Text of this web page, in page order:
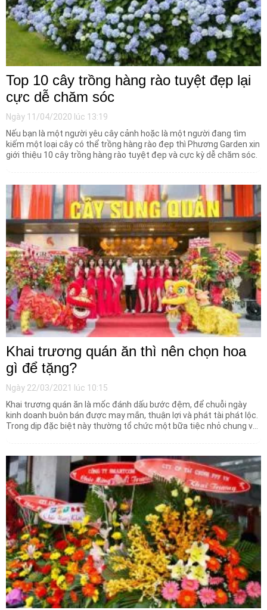
Top 10 cây trồng hàng rào tuyệt đẹp lại
cực dễ chăm sóc
Ngày 11/04/2020 lúc 13:19
Nếu bạn là một người yêu cây cảnh hoặc là một người đang tìm
kiếm một loại cây có thể trồng hàng rào đẹp thì Phương Garden xin
giới thiệu 10 cây trồng hàng rào tuyệt đẹp và cực kỳ dễ chăm sóc.
Khai trương quán ăn thì nên chọn hoa
gì để tặng?
Ngày 22/03/2021 lúc 10:15
Khai trương quán ăn là mốc đánh dấu bước đệm, để chuỗi ngày
kinh doanh buôn bán được may mắn, thuận lợi và phát tài phát lộc.
Trong dịp đặc biệt này thường tổ chức một bữa tiệc nhỏ chung vui
những món ăn ngon.